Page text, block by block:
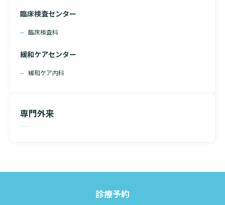
臨床検査センター
臨床検査科
緩和ケアセンター
緩和ケア内科
専門外来
診療予約